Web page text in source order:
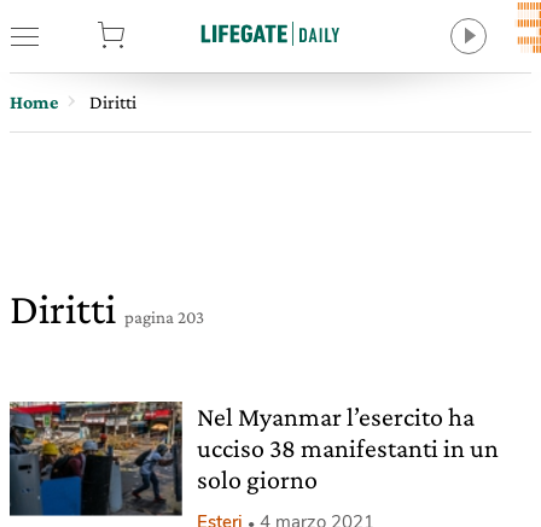
Home Diritti
Diritti pagina 203
Nel Myanmar l’esercito ha
ucciso 38 manifestanti in un
solo giorno
Esteri 4 marzo 2021